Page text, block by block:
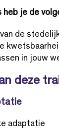
heb je de
de
in jouw
deze
adaptatie